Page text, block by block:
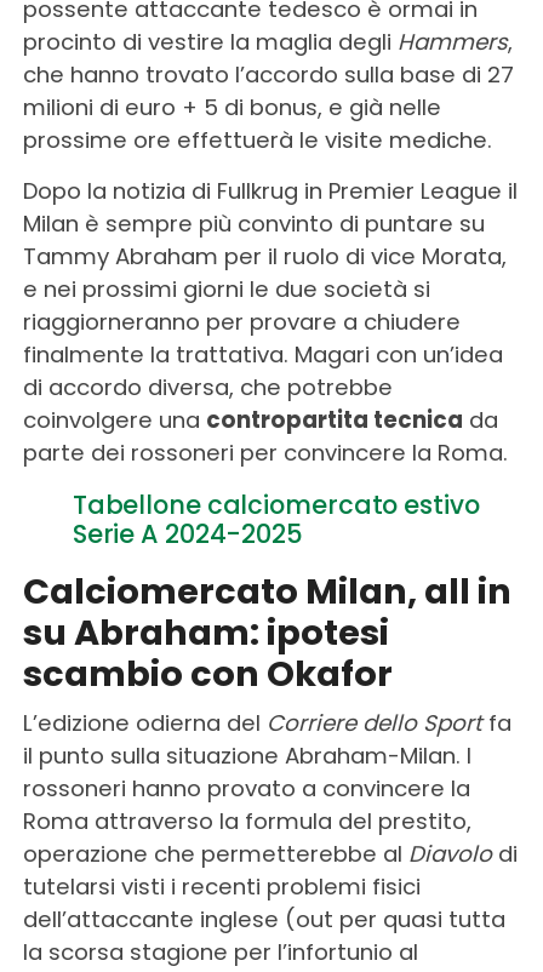
possente attaccante tedesco è ormai in
procinto di vestire la maglia degli Hammers,
che hanno trovato l’accordo sulla base di 27
milioni di euro + 5 di bonus, e già nelle
prossime ore effettuerà le visite mediche.
Dopo la notizia di Fullkrug in Premier League il
Milan è sempre più convinto di puntare su
Tammy Abraham per il ruolo di vice Morata,
e nei prossimi giorni le due società si
riaggiorneranno per provare a chiudere
finalmente la trattativa. Magari con un’idea
di accordo diversa, che potrebbe
coinvolgere una contropartita tecnica da
parte dei rossoneri per convincere la Roma.
Tabellone calciomercato estivo
Serie A 2024-2025
Calciomercato Milan, all in
su Abraham: ipotesi
scambio con Okafor
L’edizione odierna del Corriere dello Sportfa
il punto sulla situazione Abraham-Milan. I
rossoneri hanno provato a convincere la
Roma attraverso la formula del prestito,
operazione che permetterebbe al Diavolodi
tutelarsi visti i recenti problemi fisici
dell’attaccante inglese (out per quasi tutta
la scorsa stagione per l’infortunio al